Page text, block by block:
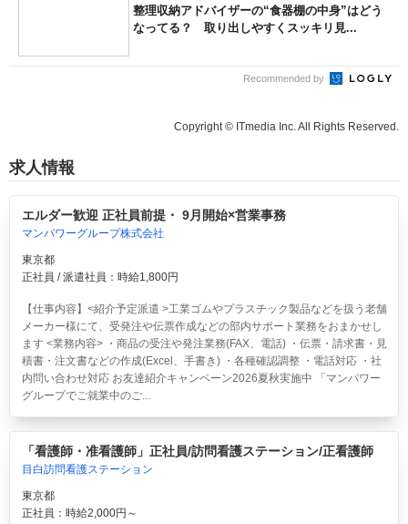
整理収納アドバイザーの“食器棚の中身”はどう
なってる？ 取り出しやすくスッキリ見...
Recommended by
Copyright © ITmedia Inc. All Rights Reserved.
求人情報
エルダー歓迎 正社員前提・ 9月開始×営業事務
マンパワーグループ株式会社
東京都
正社員 / 派遣社員：時給1,800円
【仕事内容】<紹介予定派遣 >工業ゴムやプラスチック製品などを扱う老舗
メーカー様にて、受発注や伝票作成などの部内サポート業務をおまかせし
ます <業務内容> ・商品の受注や発注業務(FAX、電話) ・伝票・請求書・見
積書・注文書などの作成(Excel、手書き) ・各種確認調整 ・電話対応 ・社
内問い合わせ対応 お友達紹介キャンペーン2026夏秋実施中 「マンパワー
グループでご就業中のご...
「看護師・准看護師」正社員/訪問看護ステーション/正看護師
目白訪問看護ステーション
東京都
正社員：時給2,000円～